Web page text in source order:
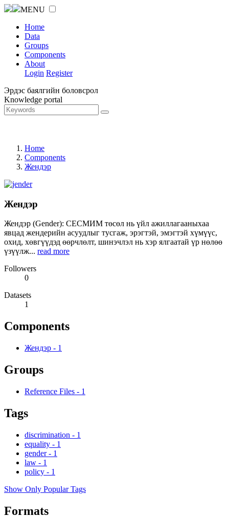
MENU
Home
Data
Groups
Components
About
Login Register
Эрдэс баялгийн боловсрол
Knowledge portal
Home
Components
Жендэр
Жендэр
Жендэр (Gender): СЕСМИМ төсөл нь үйл ажиллагааныхаа
явцад жендерийн асуудлыг тусгаж, эрэгтэй, эмэгтэй хүмүүс,
охид, хөвгүүдэд өөрчлөлт, шинэчлэл нь хэр ялгаатай үр нөлөө
үзүүлж... read more
Followers
0
Datasets
1
Components
Жендэр - 1
Groups
Reference Files - 1
Tags
discrimination - 1
equality - 1
gender - 1
law - 1
policy - 1
Show Only Popular Tags
Formats